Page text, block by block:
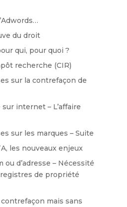
du droit
qui, pour quoi ?
recherche (CIR)
sur la contrefaçon de
internet – L’affaire
sur les marques – Suite
les nouveaux enjeux
d’adresse – Nécessité
de propriété
mais sans